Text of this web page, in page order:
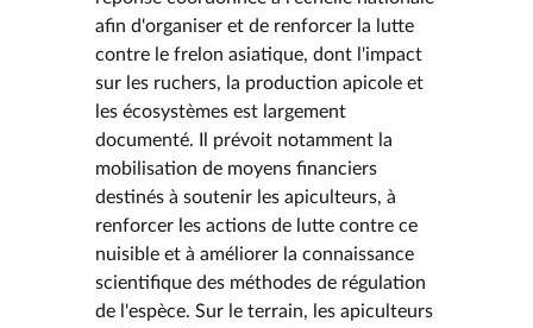
afin d'organiser et de renforcer la lutte
contre le frelon asiatique, dont l'impact
sur les ruchers, la production apicole et
les écosystèmes est largement
documenté. Il prévoit notamment la
mobilisation de moyens financiers
destinés à soutenir les apiculteurs, à
renforcer les actions de lutte contre ce
nuisible et à améliorer la connaissance
scientifique des méthodes de régulation
de l'espèce. Sur le terrain, les apiculteurs